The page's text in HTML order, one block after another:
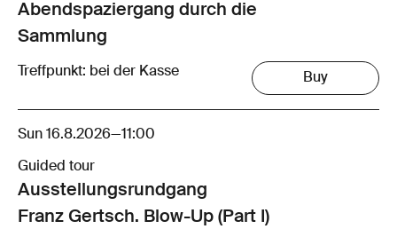
Abendspaziergang durch die
Sammlung
Treffpunkt: bei der Kasse Buy
Sun 16.8.2026—11:00
Guided tour
Ausstellungsrund­gang
Franz Gertsch. Blow-Up (Part I)